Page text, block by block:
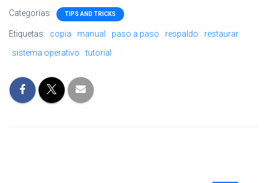
Categorías: TIPS AND TRICKS
Etiquetas: copia manual paso a paso respaldo
restaurar
sistema operativo
tutorial